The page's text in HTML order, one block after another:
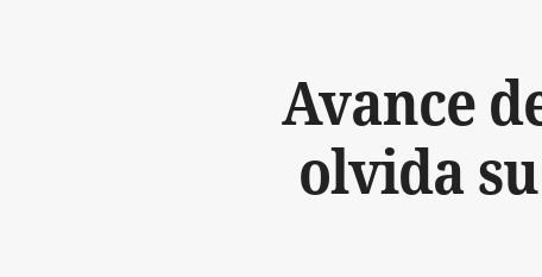
Avance
olvida